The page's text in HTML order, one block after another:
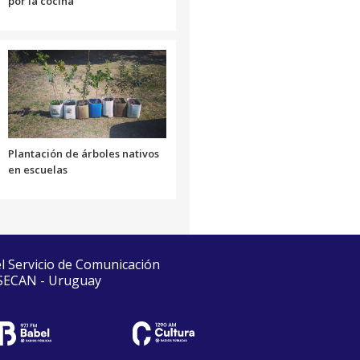
Plantación de árboles nativos
en escuelas
de Comunicación
- Uruguay